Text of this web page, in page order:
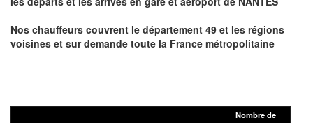
Nos chauffeurs couvrent le département 49 et les régions
voisines et sur demande toute la France métropolitaine
Nombre de